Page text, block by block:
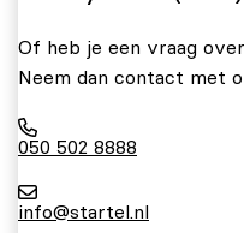
Of heb je een vraag
Neem dan contact met
050 502 8888
info@startel.nl